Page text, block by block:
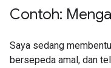
Contoh:
Saya sedang
bersepeda amal, dan